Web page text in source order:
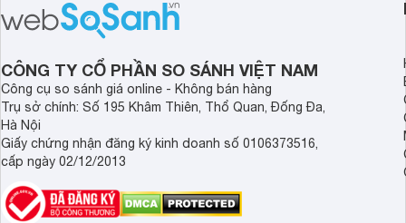
trung.
đọc sách và làm
CÔNG TY CỔ PHẦN SO SÁNH VIỆT NAM
Công cụ so sánh giá online - Không bán hàng
Trụ sở chính: Số 195 Khâm Thiên, Thổ Quan, Đống Đa,
Hà Nội
Giấy chứng nhận đăng ký kinh doanh số 0106373516,
cấp ngày 02/12/2013